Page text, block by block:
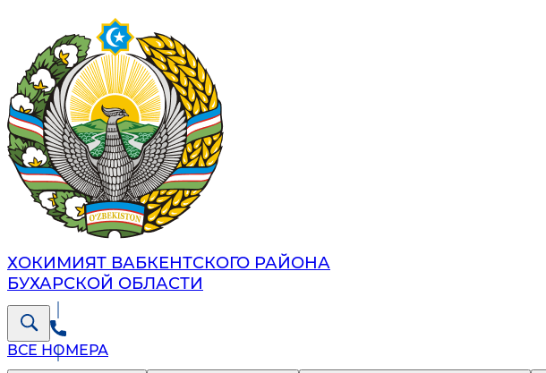
ХОКИМИЯТ ВАБКЕНТСКОГО РАЙОНА
БУХАРСКОЙ ОБЛАСТИ
ВСЕ НОМЕРА